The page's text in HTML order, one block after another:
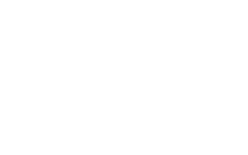
os produtos vieram muito
satisfeita com os
à bolsa, tem um tecido
bonitas e a execução está
voltar a comprar na vossa
um preço muito justo. A